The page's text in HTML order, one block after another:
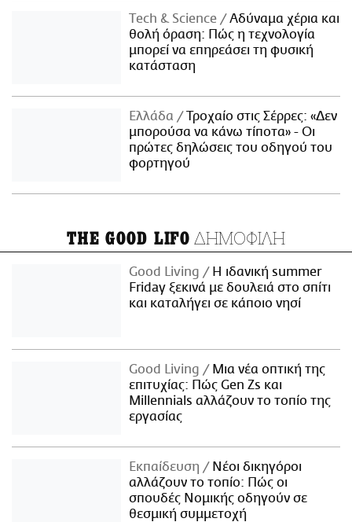
Τech & Science
Αδύναμα χέρια και
θολή όραση: Πώς η τεχνολογία
μπορεί να επηρεάσει τη φυσική
κατάσταση
Ελλάδα
Τροχαίο στις Σέρρες: «Δεν
μπορούσα να κάνω τίποτα» - Οι
πρώτες δηλώσεις του οδηγού του
φορτηγού
THE GOOD LIFO ΔΗΜΟΦΙΛΗ
Good Living
Η ιδανική summer
Friday ξεκινά με δουλειά στο σπίτι
και καταλήγει σε κάποιο νησί
Good Living
Μια νέα οπτική της
επιτυχίας: Πώς Gen Zs και
Millennials αλλάζουν το τοπίο της
εργασίας
Εκπαίδευση
Νέοι δικηγόροι
αλλάζουν το τοπίο: Πώς οι
σπουδές Νομικής οδηγούν σε
θεσμική συμμετοχή